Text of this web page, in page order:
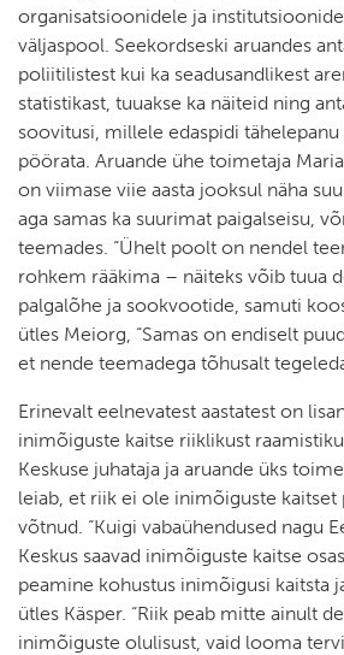
organisatsioonidele ja
väljaspool. Seekordseski aruandes
poliitilistest kui ka seadusandlikest
statistikast, tuuakse ka näiteid ning
soovitusi, millele edaspidi tähelepanu
pöörata. Aruande ühe toimetaja
on viimase viie aasta jooksul näha
aga samas ka suurimat paigalseisu,
teemades. “Ühelt poolt on nendel
rohkem rääkima – näiteks võib tuua
palgalõhe ja sookvootide, samuti
ütles Meiorg, “Samas on endiselt
et nende teemadega tõhusalt
Erinevalt eelnevatest aastatest on
inimõiguste kaitse riiklikust
Keskuse juhataja ja aruande üks
leiab, et riik ei ole inimõiguste kaitset
võtnud. “Kuigi vabaühendused nagu
Keskus saavad inimõiguste kaitse
peamine kohustus inimõigusi kaitsta
ütles Käsper. “Riik peab mitte ainult
inimõiguste olulisust, vaid looma